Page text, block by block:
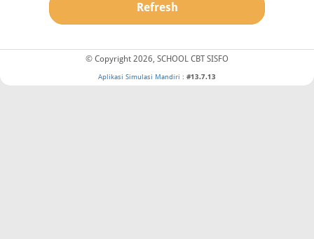
Refresh
© Copyright 2026, SCHOOL CBT SISFO
Aplikasi Simulasi Mandiri : #13.7.13